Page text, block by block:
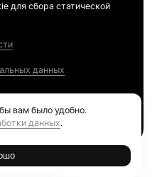
для сбора статической
данных
вам было удобно.
данных.